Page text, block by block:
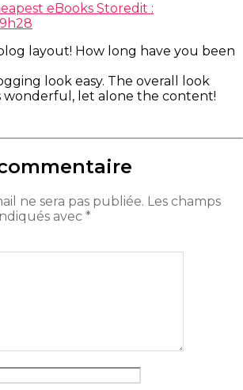
eBooks Storedit :
layout! How long have you been
look easy. The overall look
wonderful, let alone the content!
ne sera pas publiée. Les champs
avec *